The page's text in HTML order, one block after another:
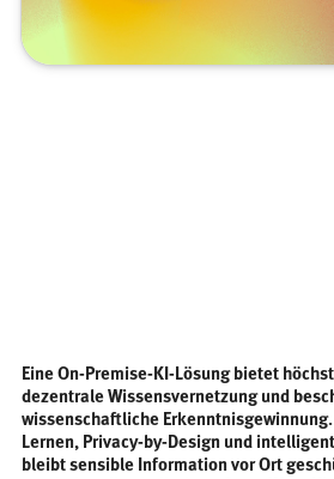
Eine On-Premise-KI-Lösung bietet
dezentrale Wissensvernetzung und
wissenschaftliche
Lernen, Privacy-by-Design und
bleibt sensible Information vor Ort